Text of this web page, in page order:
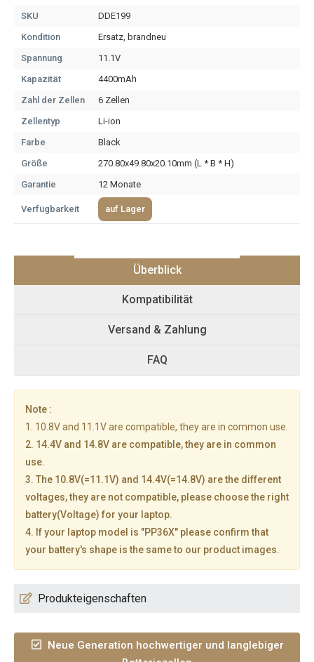
SKU
DDE199
Kondition
Ersatz, brandneu
Spannung
11.1V
Kapazität
4400mAh
Zahl der Zellen
6 Zellen
Zellentyp
Li-ion
Farbe
Black
Größe
270.80x49.80x20.10mm (L * B * H)
Garantie
12 Monate
Verfügbarkeit auf Lager
Überblick
Kompatibilität
Versand & Zahlung
FAQ
Note :
1. 10.8V and 11.1V are compatible, they are in common use.
2. 14.4V and 14.8V are compatible, they are in common
use.
3. The 10.8V(=11.1V) and 14.4V(=14.8V) are the different
voltages, they are not compatible, please choose the right
battery(Voltage) for your laptop.
4. If your laptop model is "PP36X" please confirm that
your battery's shape is the same to our product images.
Produkteigenschaften
Neue Generation hochwertiger und langlebiger